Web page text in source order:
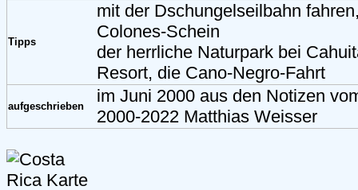
Tipps
mit der Dschungelseilbahn
Colones-Schein
der herrliche Naturpark bei
Resort, die Cano-Negro-Fahrt
aufgeschrieben
im Juni 2000 aus den Notizen
2000-2022 Matthias Weisser